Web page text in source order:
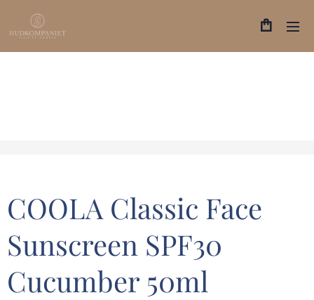
COOLA Classic Face
Sunscreen SPF30
Cucumber 50ml